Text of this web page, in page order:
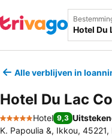
Alle verblijven in
Hotel Du Lac
5 Sterren
Hotel 9,3
K. Papoulia &, Ikkou,